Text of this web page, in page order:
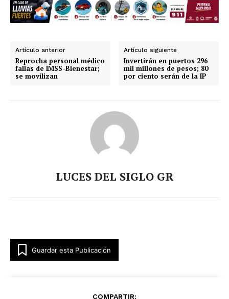
Artículo anterior
Reprocha personal médico
fallas de IMSS-Bienestar;
se movilizan
Artículo siguiente
Invertirán en puertos 296
mil millones de pesos; 80
por ciento serán de la IP
LUCES DEL SIGLO GR
Guardar esta Publicación
COMPARTIR: